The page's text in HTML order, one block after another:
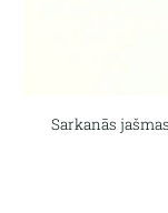
Sarkanās